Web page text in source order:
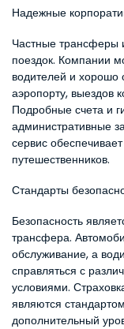
Надежные
Частные трансферы
поездок. Компании
водителей и хорошо
аэропорту, выездов
Подробные счета и
административные
сервис
путешественников.
Стандарты
Безопасность
трансфера.
обслуживание, а
справляться с
условиями.
являются
дополнительный